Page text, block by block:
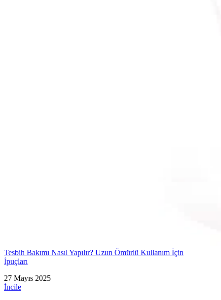
Tesbih Bakımı Nasıl Yapılır? Uzun Ömürlü Kullanım İçin
İpuçları
27 Mayıs 2025
İncile